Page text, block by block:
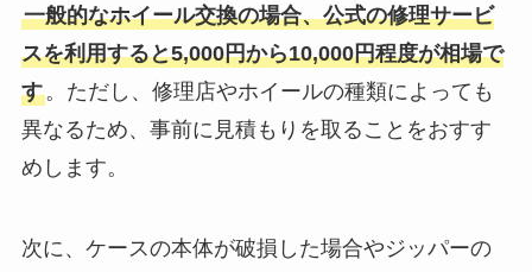
一般的なホイール交換の場合、公式の修理サービ
スを利用すると5,000円から10,000円程度が相場で
す。ただし、修理店やホイールの種類によっても
異なるため、事前に見積もりを取ることをおすす
めします。
次に、ケースの本体が破損した場合やジッパーの